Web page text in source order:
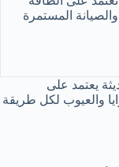
والصيانة المستمرة
يعتمد على
والعيوب لكل طريقة